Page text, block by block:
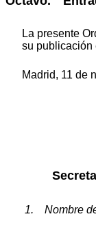
La presente
su publicación
Madrid, 11 de
1. Nombre